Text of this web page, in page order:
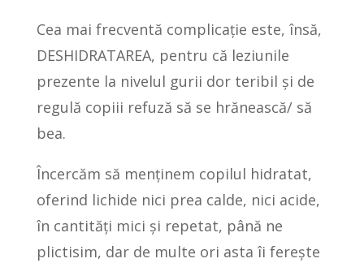
Cea mai frecventă complicație este, însă,
DESHIDRATAREA, pentru că leziunile
prezente la nivelul gurii dor teribil și de
regulă copiii refuză să se hrănească/ să
bea.
Încercăm să menținem copilul hidratat,
oferind lichide nici prea calde, nici acide,
în cantități mici și repetat, până ne
plictisim, dar de multe ori asta îi ferește